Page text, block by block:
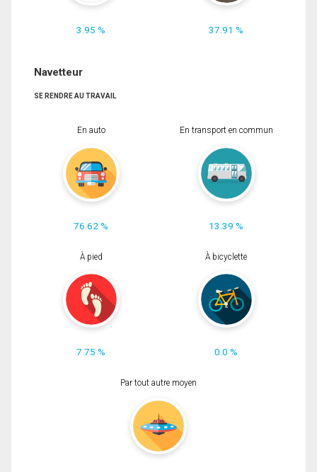
3.95 % 37.91 %
Navetteur
SE RENDRE AU TRAVAIL
En auto
76.62 %
En transport en commun
13.39 %
À pied
7.75 %
À bicyclette
0.0 %
Par tout autre moyen